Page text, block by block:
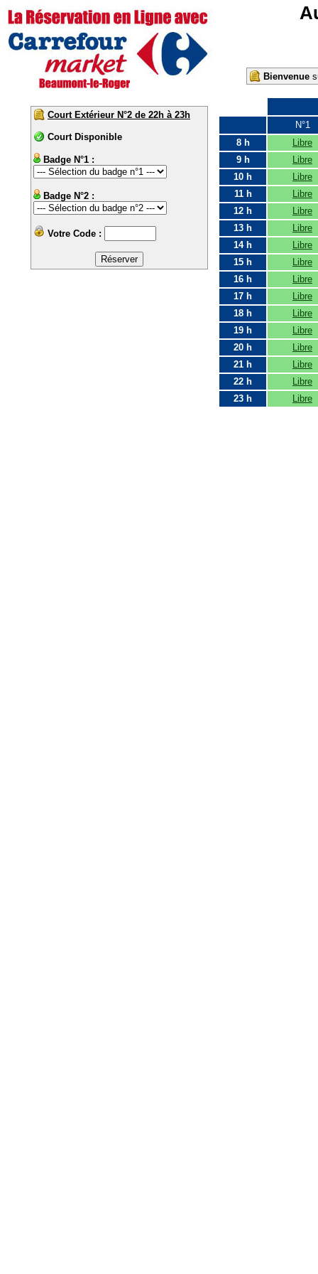
Bienvenue
Court Extérieur N°2 de 22h à 23h
Court Disponible
Badge N°1 :
Badge N°2 :
Votre Code :
N°1
8 h
Libre
9 h
Libre
10 h
Libre
11 h
Libre
12 h
Libre
13 h
Libre
14 h
Libre
15 h
Libre
16 h
Libre
17 h
Libre
18 h
Libre
19 h
Libre
20 h
Libre
21 h
Libre
22 h
Libre
23 h
Libre